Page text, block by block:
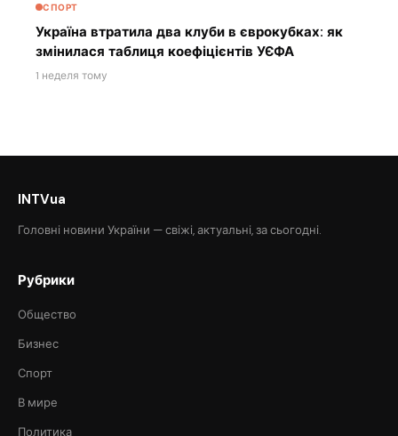
СПОРТ
Україна втратила два клуби в єврокубках: як
змінилася таблиця коефіцієнтів УЄФА
1 неделя тому
INTVua
Головні новини України — свіжі, актуальні, за сьогодні.
Рубрики
Общество
Бизнес
Спорт
В мире
Политика